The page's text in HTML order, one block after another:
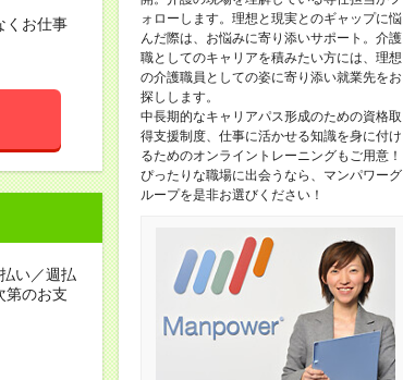
くお仕事
い／週払
第のお支
ォローします。理想と現実とのギャップに悩
んだ際は、お悩みに寄り添いサポート。介護
職としてのキャリアを積みたい方には、理想
の介護職員としての姿に寄り添い就業先をお
探しします。
中長期的なキャリアパス形成のための資格取
得支援制度、仕事に活かせる知識を身に付け
るためのオンライントレーニングもご用意！
ぴったりな職場に出会うなら、マンパワーグ
ループを是非お選びください！